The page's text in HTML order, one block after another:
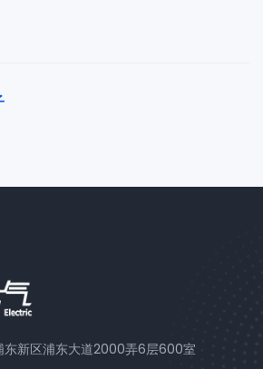
东新区浦东大道2000弄6层600室